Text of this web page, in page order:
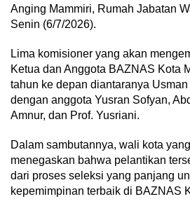
Anging Mammiri, Rumah Jabatan
Senin (6/7/2026).
Lima komisioner yang akan
Ketua dan Anggota BAZNAS Kota
tahun ke depan diantaranya
dengan anggota Yusran Sofyan,
Amnur, dan Prof. Yusriani.
Dalam sambutannya, wali kota
menegaskan bahwa pelantikan
dari proses seleksi yang panjang
kepemimpinan terbaik di BAZNAS